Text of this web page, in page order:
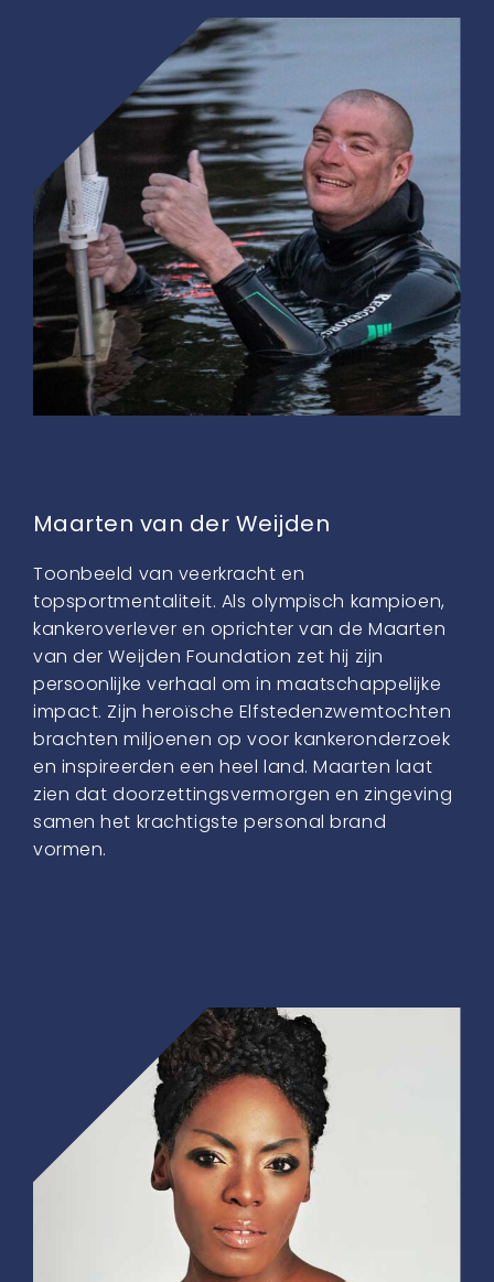
Maarten van der Weijden
Toonbeeld van veerkracht en
topsportmentaliteit. Als olympisch kampioen,
kankeroverlever en oprichter van de Maarten
van der Weijden Foundation zet hij zijn
persoonlijke verhaal om in maatschappelijke
impact. Zijn heroïsche Elfstedenzwemtochten
brachten miljoenen op voor kankeronderzoek
en inspireerden een heel land. Maarten laat
zien dat doorzettingsvermorgen en zingeving
samen het krachtigste personal brand
vormen.